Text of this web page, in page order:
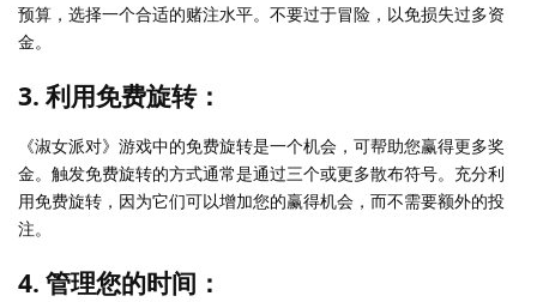
预算，选择一个合适的赌注水平。不要过于冒险，以免损失过多资
金。
3. 利用免费旋转：
《淑女派对》游戏中的免费旋转是一个机会，可帮助您赢得更多奖
金。触发免费旋转的方式通常是通过三个或更多散布符号。充分利
用免费旋转，因为它们可以增加您的赢得机会，而不需要额外的投
注。
4. 管理您的时间：